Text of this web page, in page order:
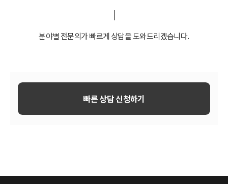
분야별 전문의가 빠르게 상담을 도와드리겠습니다.
빠른 상담 신청하기